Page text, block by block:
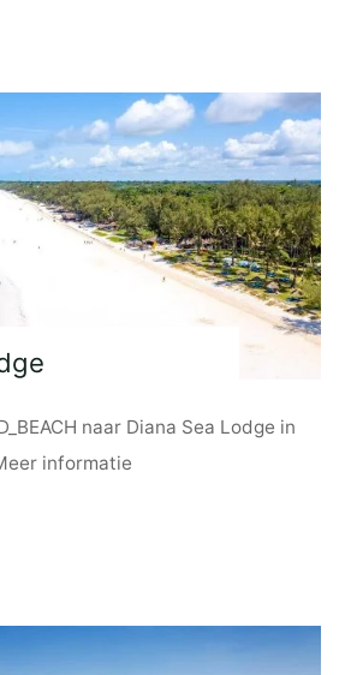
naar Diana Sea Lodge in
informatie